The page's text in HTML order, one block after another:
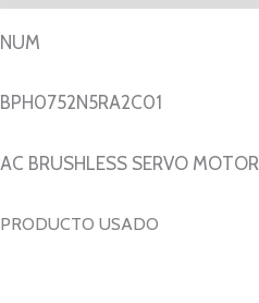
NUM
BPH0752N5RA2C01
AC BRUSHLESS SERVO MOTOR
PRODUCTO USADO